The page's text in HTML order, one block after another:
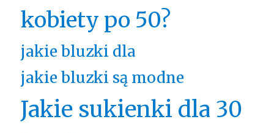
kobiety po 50?
jakie bluzki dla
jakie bluzki są modne
Jakie sukienki dla 30